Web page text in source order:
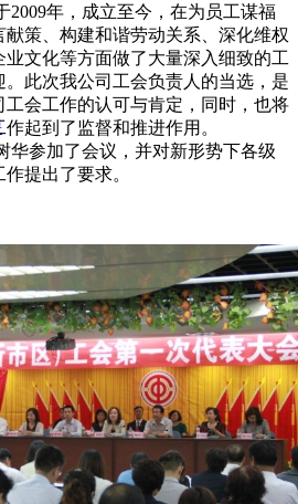
北屯市185团巡游 伊犁霍城县晃晃
巡游 阿勒泰布尔津县巡游 伊犁州
昭苏巡游 赛里木湖巡游
杨 硅化木 客房 园区 汗血马基地 F座
国家记忆B馆 红山玉馆 酒店大厅 料
区域 小厨 酒窖
野马激光秀 寻味腊八 欢聚暖冬
年，成立至今，在为员工谋福
策、构建和谐劳动关系、深化维权
文化等方面做了大量深入细致的工
此次我公司工会负责人的当选，是
工会工作的认可与肯定，同时，也将
起到了监督和推进作用。
参加了会议，并对新形势下各级
提出了要求。